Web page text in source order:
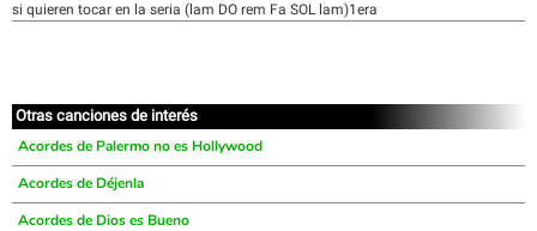
si quieren tocar en la seria (lam DO rem Fa SOL lam)1era
Otras canciones de interés
Acordes de Palermo no es Hollywood
Acordes de Déjenla
Acordes de Dios es Bueno